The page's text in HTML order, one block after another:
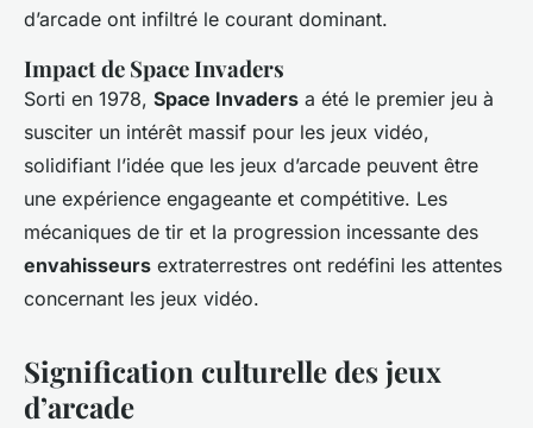
d’arcade ont infiltré le courant dominant.
Impact de Space Invaders
Sorti en 1978, Space Invaders a été le premier jeu à
susciter un intérêt massif pour les jeux vidéo,
solidifiant l’idée que les jeux d’arcade peuvent être
une expérience engageante et compétitive. Les
mécaniques de tir et la progression incessante des
envahisseurs extraterrestres ont redéfini les attentes
concernant les jeux vidéo.
Signification culturelle des jeux
d’arcade